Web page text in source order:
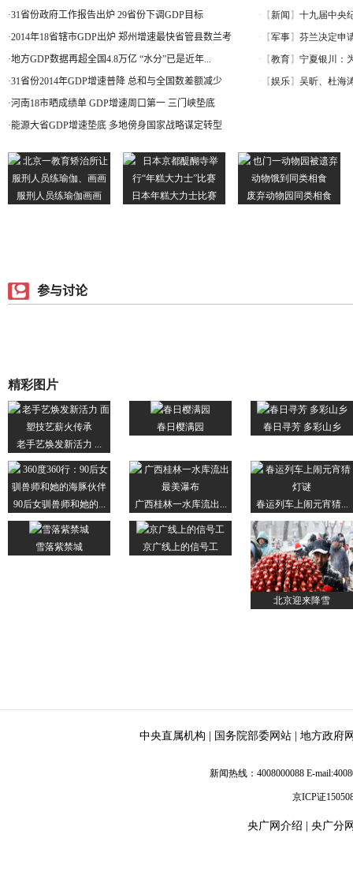
·31省份政府工作报告出炉 29省份下调GDP目标
·2014年18省辖市GDP出炉 郑州增速最快省管县数兰考
·地方GDP数据再超全国4.8万亿 “水分”已是近年...
·31省份2014年GDP增速普降 总和与全国数差额减少
·河南18市晒成绩单 GDP增速周口第一 三门峡垫底
·能源大省GDP增速垫底 多地傍身国家战略谋定转型
参与讨论